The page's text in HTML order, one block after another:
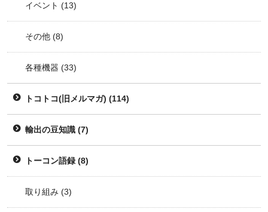
イベント (13)
その他 (8)
各種機器 (33)
トコトコ(旧メルマガ) (114)
輸出の豆知識 (7)
トーコン語録 (8)
取り組み (3)